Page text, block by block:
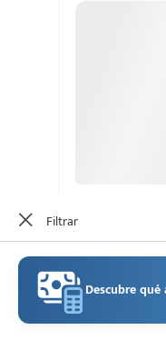
Filtrar
Descubre